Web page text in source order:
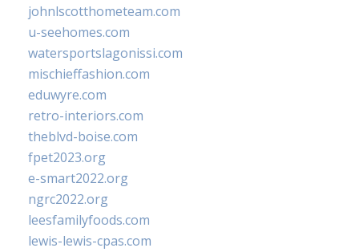
johnlscotthometeam.com
u-seehomes.com
watersportslagonissi.com
mischieffashion.com
eduwyre.com
retro-interiors.com
theblvd-boise.com
fpet2023.org
e-smart2022.org
ngrc2022.org
leesfamilyfoods.com
lewis-lewis-cpas.com